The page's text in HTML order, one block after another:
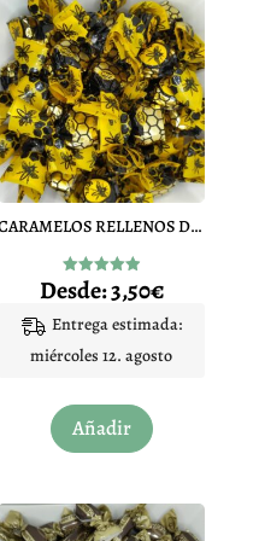
CARAMELOS RELLENOS DE MIEL
Valorado
con
de 5
Desde:3,50€
Entrega estimada:
miércoles 12. agosto
Añadir
producto
variantes.